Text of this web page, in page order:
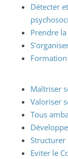
Détecter
Prendre
Maîtriser
Valoriser
Tous
Structurer
Eviter le